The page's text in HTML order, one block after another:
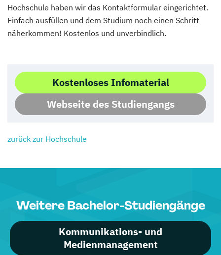
Hochschule haben wir das Kontaktformular eingerichtet.
Einfach ausfüllen und dem Studium noch einen Schritt
näherkommen! Kostenlos und unverbindlich.
Kostenloses Infomaterial
Webseite des Studiengangs
zurück zur Hochschule
Weitere Bachelor-Studiengänge
Kommunikations- und
Medienmanagement